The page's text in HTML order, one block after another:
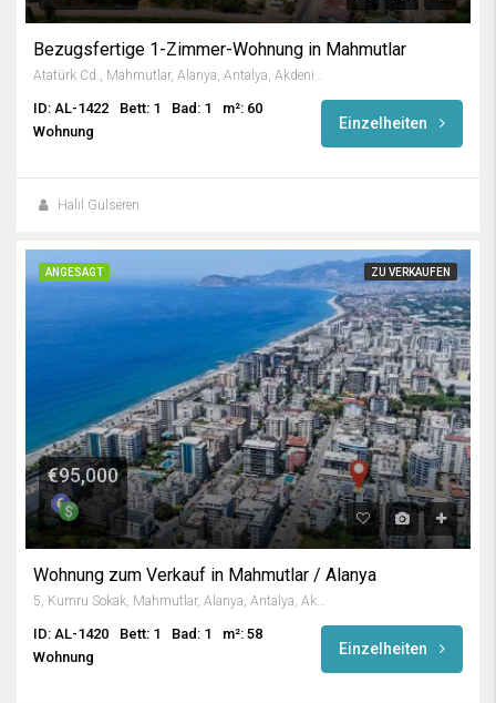
Bezugsfertige 1-Zimmer-Wohnung in Mahmutlar
Atatürk Cd., Mahmutlar, Alanya, Antalya, Akdeniz Bölgesi, 07450, Türkiye
ID: AL-1422 Bett: 1 Bad: 1
m²: 60
Wohnung
Einzelheiten
Halil Gülseren
ANGESAGT ZU VERKAUFEN
€95,000
Wohnung zum Verkauf in Mahmutlar / Alanya
ID: AL-1420 Bett: 1 Bad: 1
m²: 58
Wohnung
Einzelheiten